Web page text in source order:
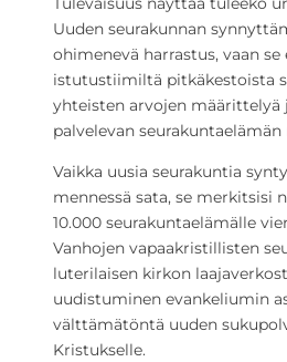
Uuden seurakunnan
ohimenevä harrastus, vaan se
istutustiimiltä pitkäkestoista
yhteisten arvojen määrittelyä
palvelevan
Vaikka uusia seurakuntia
mennessä sata, se merkitsisi
10.000 seurakuntaelämälle
Vanhojen vapaakristillisten
luterilaisen kirkon
uudistuminen evankeliumin
välttämätöntä uuden
Kristukselle.